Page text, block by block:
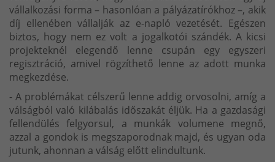
vállalkozási forma – hasonlóan a pályázatírókhoz –, akik
díj ellenében vállalják az e-napló vezetését. Egészen
biztos, hogy nem ez volt a jogalkotói szándék. A kicsi
projekteknél elegendő lenne csupán egy egyszeri
regisztráció, amivel rögzíthető lenne az adott munka
megkezdése.
- A problémákat célszerű lenne addig orvosolni, amíg a
válságból való kilábalás időszakát éljük. Ha a gazdasági
fellendülés felgyorsul, a munkák volumene megnő,
azzal a gondok is megszaporodnak majd, és ugyan oda
jutunk, ahonnan a válság előtt elindultunk.